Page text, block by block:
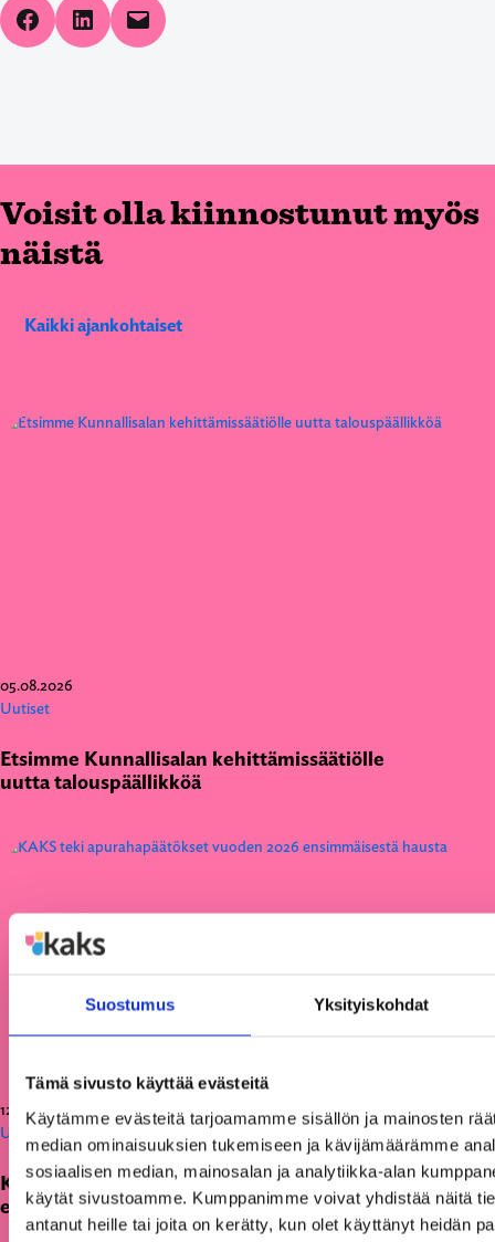
Suostumus Yksityiskohdat
Tämä sivusto käyttää evästeitä
Käytämme evästeitä tarjoamamme sisällön ja mainosten
median ominaisuuksien tukemiseen ja kävijämäärämme
sosiaalisen median, mainosalan ja analytiikka-alan
käytät sivustoamme. Kumppanimme voivat yhdistää näitä
antanut heille tai joita on kerätty, kun olet käyttänyt heidän
Share on Facebook
Share on LinkedIn
Email this Page
Voisit olla kiinnostunut myös
näistä
Kaikki ajankohtaiset
05.08.2026
Uutiset
Etsimme Kunnallisalan kehittämissäätiölle
uutta talouspäällikköä
12.06.2026
Uutiset
KAKS teki apurahapäätökset vuoden 2026
ensimmäisestä hausta